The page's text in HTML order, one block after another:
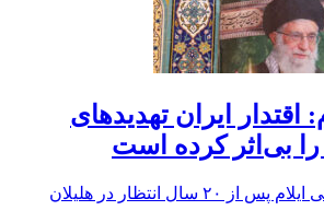
اقتدار ایران تهدیدهای
بی‌اثر کرده است